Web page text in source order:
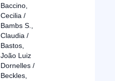
Baccino,
Cecilia /
Bambs S.,
Claudia /
Bastos,
João Luiz
Dornelles /
Beckles,